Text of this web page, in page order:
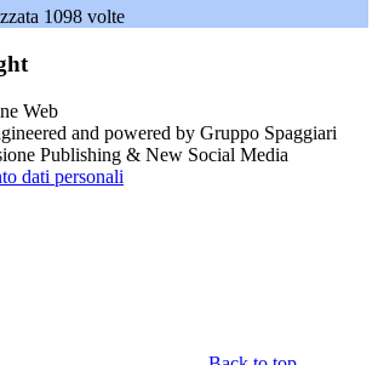
1098 volte
and powered by Gruppo Spaggiari
Publishing & New Social Media
dati personali